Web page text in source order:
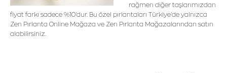
rağmen diğer taşlarımızdan
fiyat farkı sadece %10'dur. Bu özel pırlantaları Türkiye'de yalnızca
Zen Pırlanta Online Mağaza ve Zen Pırlanta Mağazalarından satın
alabilirsiniz.